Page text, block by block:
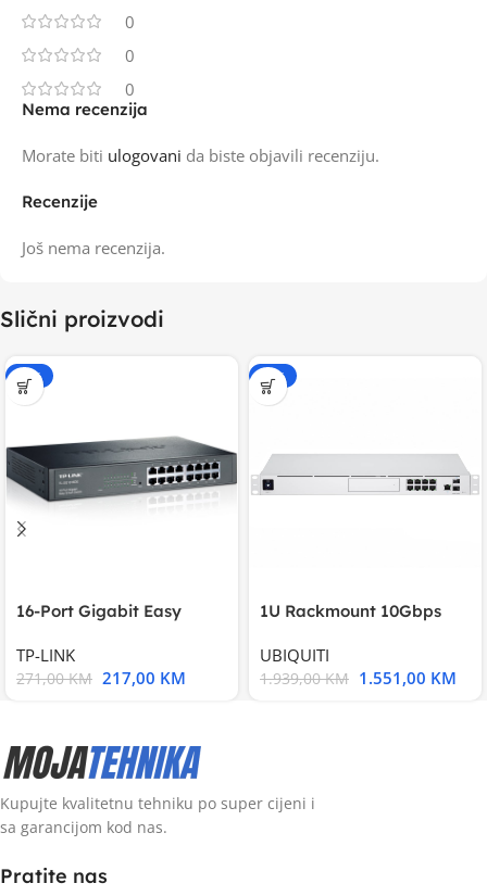
0
0
0
Recenzije
Još nema recenzija.
Nema recenzija
Morate biti ulogovani da biste objavili recenziju.
Slični proizvodi
-20%
16-Port Gigabit Easy
TP-LINK
271,00KM 217,00 KM
-20%
1U Rackmount 10Gbps
UBIQUITI
1.939,00KM 1.551,00 KM
Kupujte kvalitetnu tehniku po super cijeni i
sa garancijom kod nas.
Pratite nas